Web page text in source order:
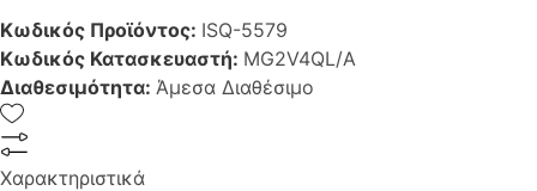
Κωδικός Προϊόντος: ISQ-5579
Κωδικός Κατασκευαστή: MG2V4QL/A
Διαθεσιμότητα: Άμεσα Διαθέσιμο
Χαρακτηριστικά